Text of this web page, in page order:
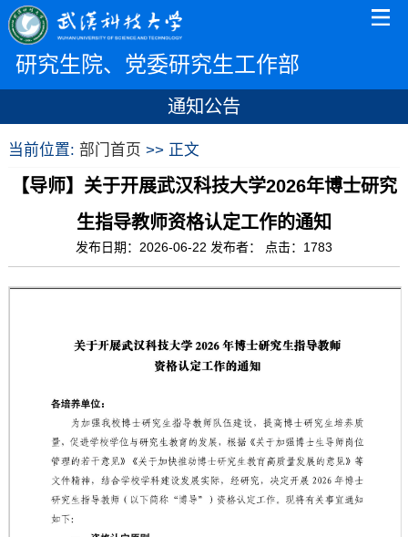
研究生院、党委研究生工作部
通知公告
当前位置: 部门首页 >> 正文
【导师】关于开展武汉科技大学2026年博士研究
生指导教师资格认定工作的通知
发布日期：2026-06-22 发布者： 点击： 1783